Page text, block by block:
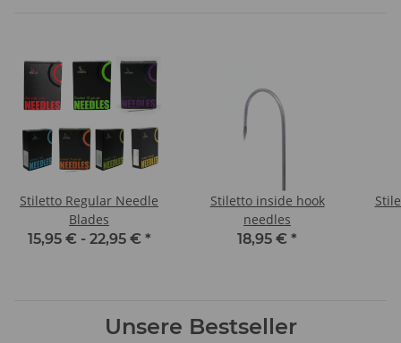
Stiletto Regular Needle
Blades
15,95 € - 22,95 € *
Stiletto inside hook
needles
18,95 € *
Unsere Bestseller